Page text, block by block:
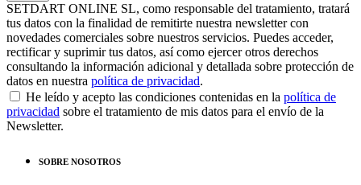
SETDART ONLINE SL, como responsable del tratamiento, tratará
tus datos con la finalidad de remitirte nuestra newsletter con
novedades comerciales sobre nuestros servicios. Puedes acceder,
rectificar y suprimir tus datos, así como ejercer otros derechos
consultando la información adicional y detallada sobre protección de
datos en nuestra política de privacidad.
He leído y acepto las condiciones contenidas en la política de
privacidad sobre el tratamiento de mis datos para el envío de la
Newsletter.
SOBRE NOSOTROS